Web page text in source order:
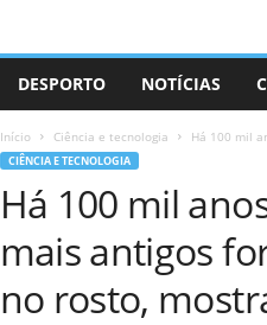
DESPORTO NOTÍCIAS
Início Ciência e tecnologia Há 100 mil
CIÊNCIA E TECNOLOGIA
Há 100 mil
mais antigos
no rosto,